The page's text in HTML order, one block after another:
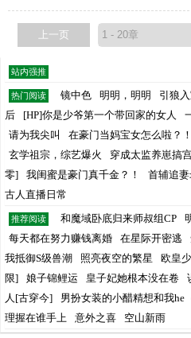
上一页
站内强推
热门阅读 镜中色 明明，明明 引狼
后
[HP]你是少爷第一个带回家的女人
请为我尖叫
在豪门当妈宝女怎么啦？！
玄学祖宗，综艺爆火
穿成太监养崽搞
零]
我闺蜜是豪门真千金？！ 首辅追
古人直播日常
推荐阅读 和魔域卧底归来师叔组CP
每天都在努力赚钱离婚
在星际开密逃
我抵御S级兽潮
照亮夜空的繁星 欧皇
限]
娘子锦鲤运 皇子妃她根本没在卷
人[古穿今]
男扮女装的小醋精想和我he
理握在谁手上
意外之喜 空山新雨